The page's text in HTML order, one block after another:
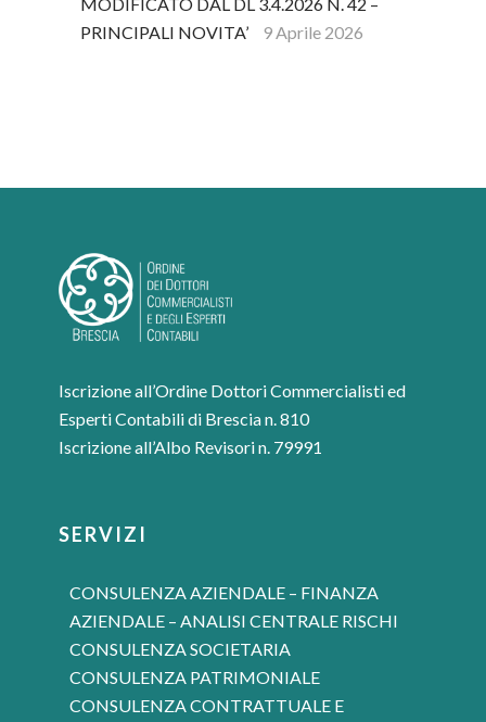
PRINCIPALI NOVITA’
9 Aprile 2026
Iscrizione all’Ordine Dottori Commercialisti ed
Esperti Contabili di Brescia n. 810
Iscrizione all’Albo Revisori n. 79991
SERVIZI
CONSULENZA AZIENDALE – FINANZA
AZIENDALE – ANALISI CENTRALE RISCHI
CONSULENZA SOCIETARIA
CONSULENZA PATRIMONIALE
CONSULENZA CONTRATTUALE E